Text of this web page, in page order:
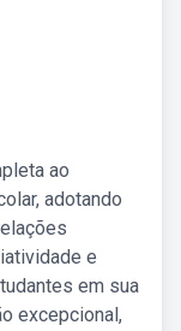
ao
adotando
e
em sua
excepcional,